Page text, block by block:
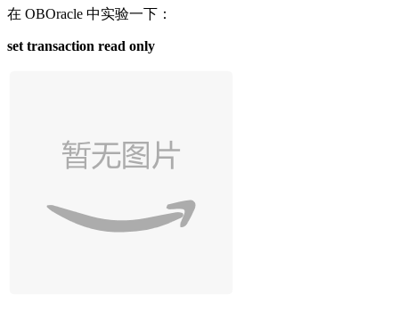
在 OBOracle 中实验一下：
set transaction read only